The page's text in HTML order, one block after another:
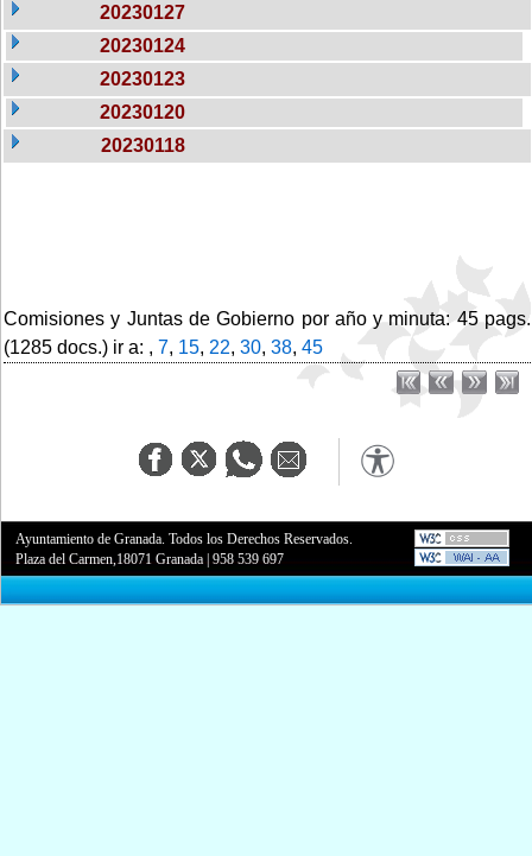
20230127
20230124
20230123
20230120
20230118
Comisiones y Juntas de Gobierno por año y minuta: 45 pags.
(1285 docs.) ir a: , 7, 15, 22, 30, 38, 45
Ayuntamiento de Granada. Todos los Derechos Reservados.
Plaza del Carmen,18071 Granada |958 539 697